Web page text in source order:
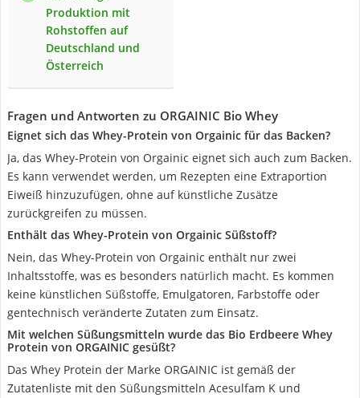
Produktion mit
Rohstoffen auf
Deutschland und
Österreich
Fragen und Antworten zu ORGAINIC Bio Whey
Eignet sich das Whey-Protein von Orgainic für das Backen?
Ja, das Whey-Protein von Orgainic eignet sich auch zum Backen.
Es kann verwendet werden, um Rezepten eine Extraportion
Eiweiß hinzuzufügen, ohne auf künstliche Zusätze
zurückgreifen zu müssen.
Enthält das Whey-Protein von Orgainic Süßstoff?
Nein, das Whey-Protein von Orgainic enthält nur zwei
Inhaltsstoffe, was es besonders natürlich macht. Es kommen
keine künstlichen Süßstoffe, Emulgatoren, Farbstoffe oder
gentechnisch veränderte Zutaten zum Einsatz.
Mit welchen Süßungsmitteln wurde das Bio Erdbeere Whey
Protein von ORGAINIC gesüßt?
Das Whey Protein der Marke ORGAINIC ist gemäß der
Zutatenliste mit den Süßungsmitteln Acesulfam K und